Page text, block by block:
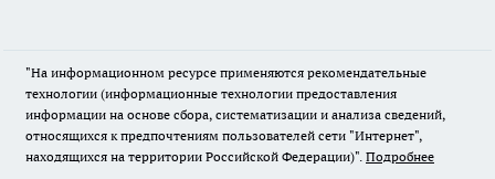
"На информационном ресурсе применяются рекомендательные
технологии (информационные технологии предоставления
информации на основе сбора, систематизации и анализа сведений,
относящихся к предпочтениям пользователей сети "Интернет",
находящихся на территории Российской Федерации)". Подробнее